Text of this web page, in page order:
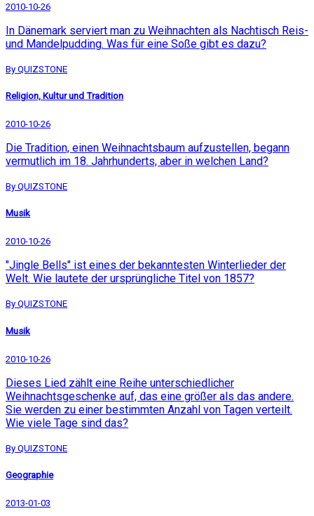
2010-10-26
In Dänemark serviert man zu Weihnachten als Nachtisch Reis-
und Mandelpudding. Was für eine Soße gibt es dazu?
By QUIZSTONE
Religion, Kultur und Tradition
2010-10-26
Die Tradition, einen Weihnachtsbaum aufzustellen, begann
vermutlich im 18. Jahrhunderts, aber in welchen Land?
By QUIZSTONE
Musik
2010-10-26
"Jingle Bells" ist eines der bekanntesten Winterlieder der
Welt. Wie lautete der ursprüngliche Titel von 1857?
By QUIZSTONE
Musik
2010-10-26
Dieses Lied zählt eine Reihe unterschiedlicher
Weihnachtsgeschenke auf, das eine größer als das andere.
Sie werden zu einer bestimmten Anzahl von Tagen verteilt.
Wie viele Tage sind das?
By QUIZSTONE
Geographie
2013-01-03